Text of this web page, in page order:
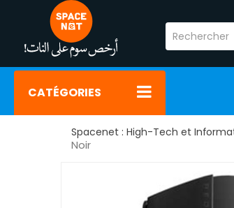
CATÉGORIES
Spacenet : High-Tech et
Noir